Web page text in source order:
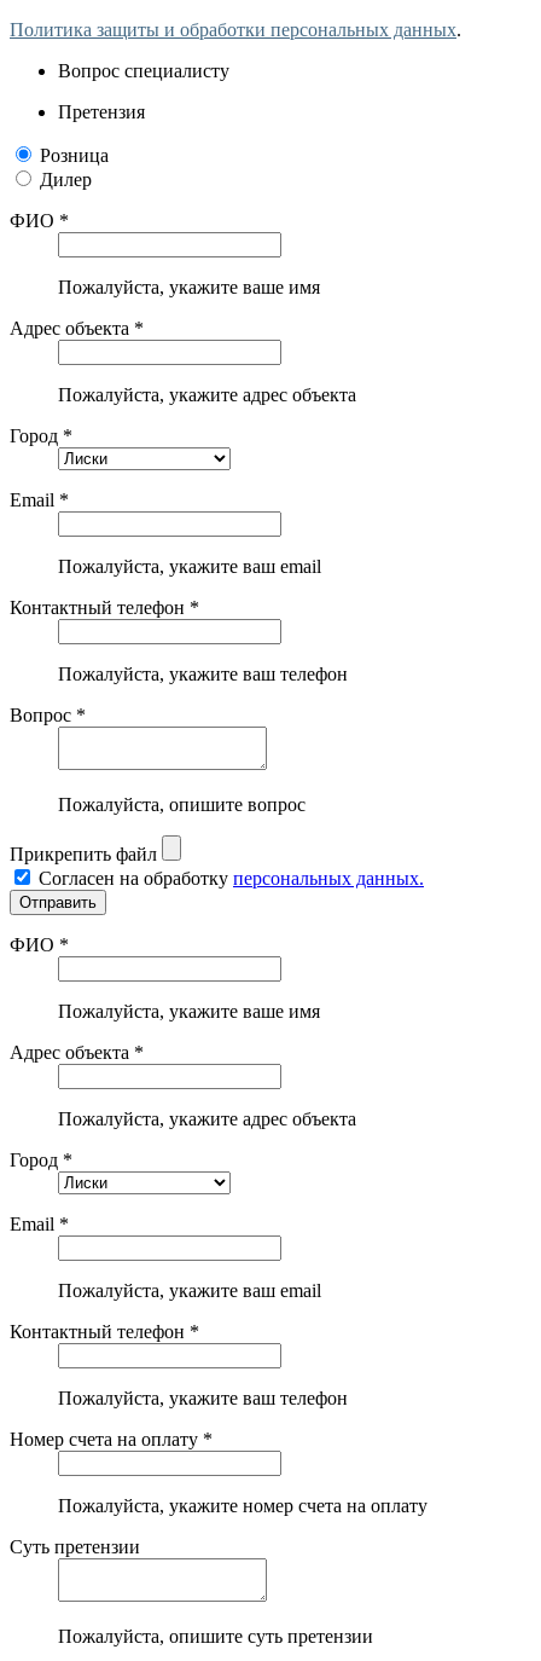
Политика защиты и обработки персональных данных.
Вопрос специалисту
Претензия
Розница
Дилер
ФИО *
Пожалуйста, укажите ваше имя
Адрес объекта *
Пожалуйста, укажите адрес объекта
Город *
Email *
Пожалуйста, укажите ваш email
Контактный телефон *
Пожалуйста, укажите ваш телефон
Вопрос *
Пожалуйста, опишите вопрос
Прикрепить файл
Согласен на обработку персональных данных.
ФИО *
Пожалуйста, укажите ваше имя
Адрес объекта *
Пожалуйста, укажите адрес объекта
Город *
Email *
Пожалуйста, укажите ваш email
Контактный телефон *
Пожалуйста, укажите ваш телефон
Номер счета на оплату *
Пожалуйста, укажите номер счета на оплату
Суть претензии
Пожалуйста, опишите суть претензии